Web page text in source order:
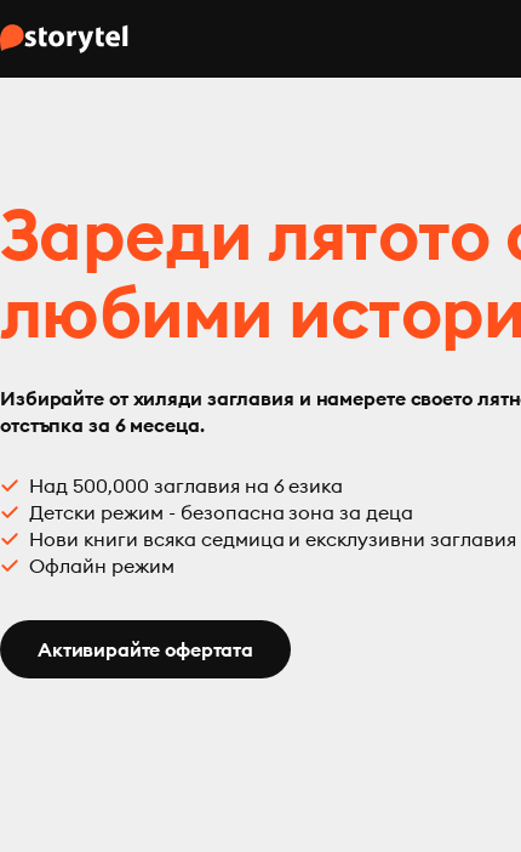
Зареди лятото
любими
Избирайте от хиляди заглавия и намерете своето
отстъпка за 6 месеца.
Над 500,000 заглавия на 6 езика
Детски режим - безопасна зона за деца
Нови книги всяка седмица и ексклузивни заглавия
Офлайн режим
Активирайте офертата